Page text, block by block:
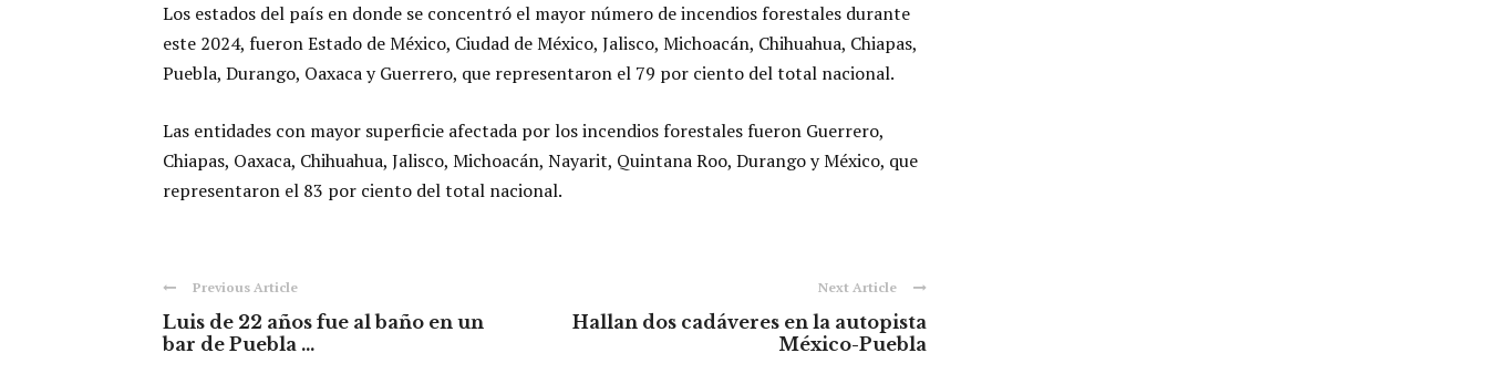
Los estados del país en donde se concentró el mayor número de incendios forestales durante
este 2024, fueron Estado de México, Ciudad de México, Jalisco, Michoacán, Chihuahua, Chiapas,
Puebla, Durango, Oaxaca y Guerrero, que representaron el 79 por ciento del total nacional.
Las entidades con mayor superficie afectada por los incendios forestales fueron Guerrero,
Chiapas, Oaxaca, Chihuahua, Jalisco, Michoacán, Nayarit, Quintana Roo, Durango y México, que
representaron el 83 por ciento del total nacional.
Previous Article
Luis de 22 años fue al baño en un
bar de Puebla ...
Next Article
Hallan dos cadáveres en la autopista
México-Puebla